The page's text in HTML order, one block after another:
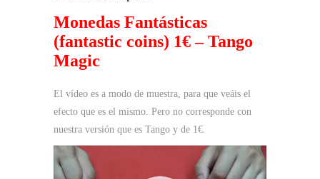
Monedas Fantásticas
(fantastic coins) 1€ – Tango
Magic
El vídeo es a modo de muestra, para que veáis el
efecto que es el mismo. Pero no corresponde con
nuestra versión que es Tango y de 1€.
Reproductor
de